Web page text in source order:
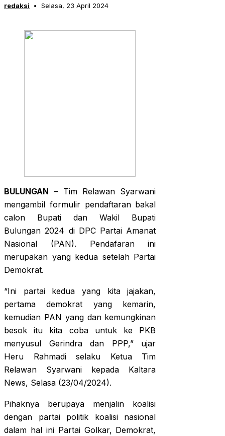
redaksi Selasa, 23 April 2024
BULUNGAN – Tim Relawan Syarwani
mengambil formulir pendaftaran bakal
calon Bupati dan Wakil Bupati
Bulungan 2024 di DPC Partai Amanat
Nasional (PAN). Pendafaran ini
merupakan yang kedua setelah Partai
Demokrat.
“Ini partai kedua yang kita jajakan,
pertama demokrat yang kemarin,
kemudian PAN yang dan kemungkinan
besok itu kita coba untuk ke PKB
menyusul Gerindra dan PPP,” ujar
Heru Rahmadi selaku Ketua Tim
Relawan Syarwani kepada Kaltara
News, Selasa (23/04/2024).
Pihaknya berupaya menjalin koalisi
dengan partai politik koalisi nasional
dalam hal ini Partai Golkar, Demokrat,